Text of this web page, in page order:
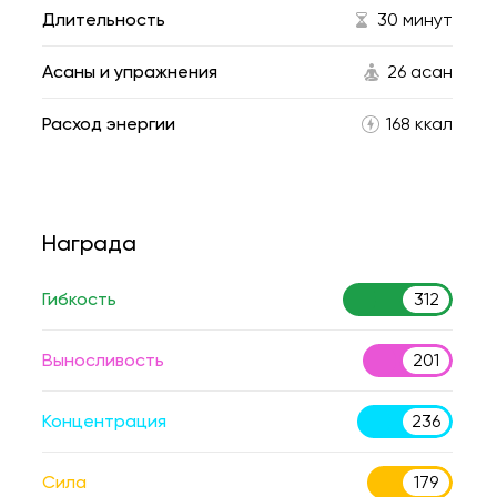
Длительность 30 минут
Асаны и упражнения 26 асан
Расход энергии 168 ккал
Награда
Гибкость 312
Выносливость 201
Концентрация 236
Сила 179